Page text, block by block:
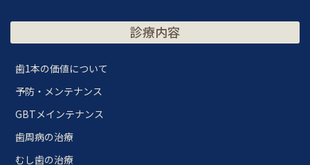
診療内容
歯1本の価値について
予防・メンテナンス
GBTメインテナンス
歯周病の治療
むし歯の治療